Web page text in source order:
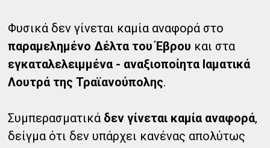
Φυσικά δεν γίνεται καμία αναφορά στο
παραμελημένο Δέλτα του Έβρου και στα
εγκαταλελειμμένα - αναξιοποίητα Ιαματικά
Λουτρά της Τραϊανούπολης.
Συμπερασματικά δεν γίνεται καμία αναφορά,
δείγμα ότι δεν υπάρχει κανένας απολύτως